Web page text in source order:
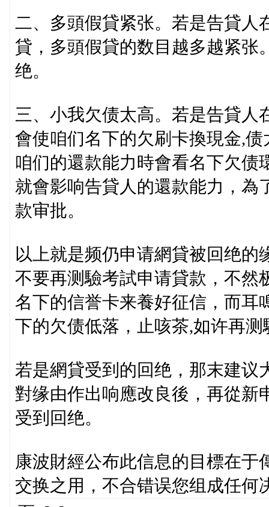
二、多頭假貸紧张。若是告貸人
貸，多頭假貸的数目越多越紧张
绝。
三、小我欠债太高。若是告貸人
會使咱们名下的欠刷卡換現金,
咱们的還款能力時會看名下欠债
就會影响告貸人的還款能力，為
款审批。
以上就是频仍申请網貸被回绝
不要再测驗考試申请貸款，不然
名下的信誉卡来養好征信，而耳
下的欠债低落，止咳茶,如许再
若是網貸受到的回绝，那末建议
對缘由作出响應改良後，再從新
受到回绝。
康波財經公布此信息的目標在于
交换之用，不合错误您组成任何